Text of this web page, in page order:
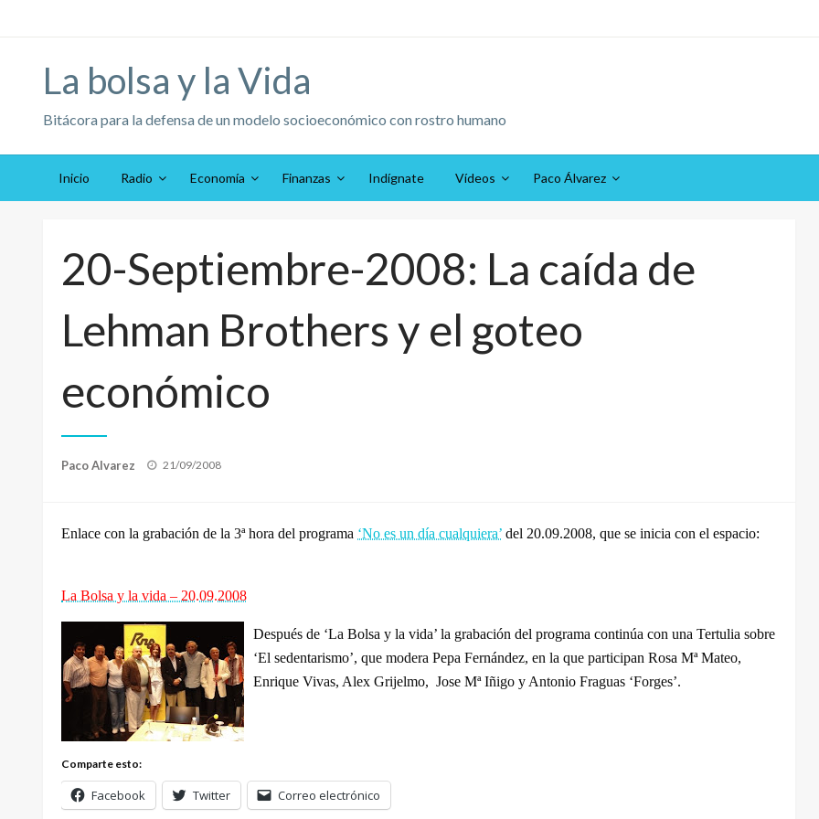
al
La bolsa y la Vida
Bitácora para la defensa de un modelo socioeconómico con rostro humano
Inicio Radio Economía Finanzas Indígnate Vídeos Paco Álvarez
20-Septiembre-2008: La caída de
Lehman Brothers y el goteo
económico
Paco Alvarez
Publicado
21/09/2008
Enlace con la grabación de la 3ª hora del programa ‘No es un día cualquiera’ del 20.09.2008, que se inicia con el espacio:
La Bolsa y la vida – 20.09.2008
Después de ‘La Bolsa y la vida’ la grabación del programa continúa con una Tertulia sobre
‘El sedentarismo’, que modera Pepa Fernández, en la que participan Rosa Mª Mateo,
Enrique Vivas, Alex Grijelmo, Jose Mª Iñigo y Antonio Fraguas ‘Forges’.
Comparte esto:
Facebook Twitter Correo electrónico